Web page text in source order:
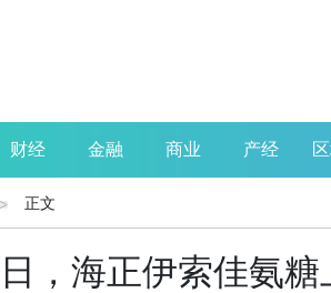
财经 金融 商业 产经
读书
正文
日，海正伊索佳氨